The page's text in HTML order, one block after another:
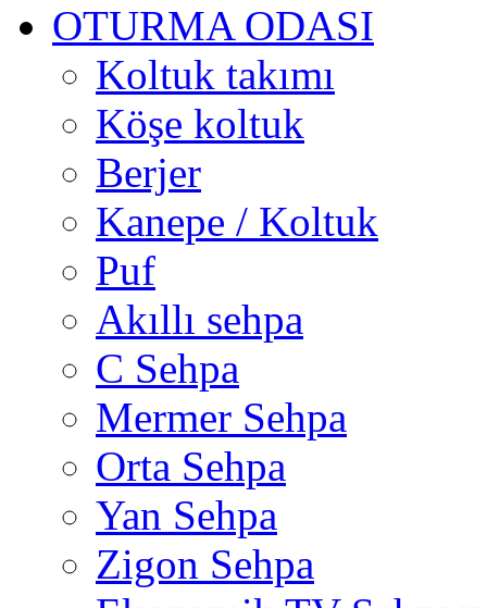
OTURMA ODASI
Koltuk takımı
Köşe koltuk
Berjer
Kanepe / Koltuk
Puf
Akıllı sehpa
C Sehpa
Mermer Sehpa
Orta Sehpa
Yan Sehpa
Zigon Sehpa